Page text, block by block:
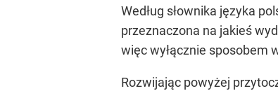
Według słownika języka
przeznaczona na jakieś
więc wyłącznie sposobem
Rozwijając powyżej